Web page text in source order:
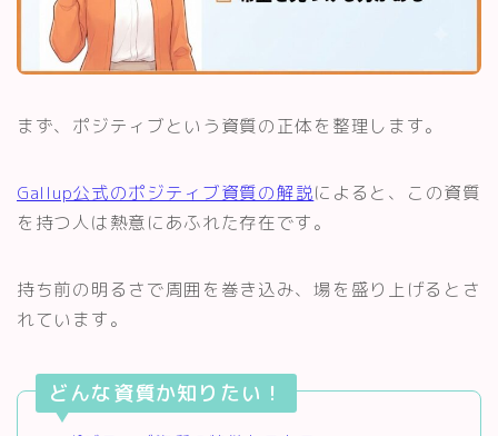
まず、ポジティブという資質の正体を整理します。
Gallup公式のポジティブ資質の解説によると、この資質
を持つ人は熱意にあふれた存在です。
持ち前の明るさで周囲を巻き込み、場を盛り上げるとさ
れています。
どんな資質か知りたい！